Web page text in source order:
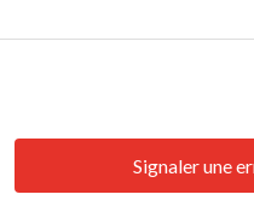
Signaler une